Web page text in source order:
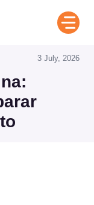
3 July, 2026